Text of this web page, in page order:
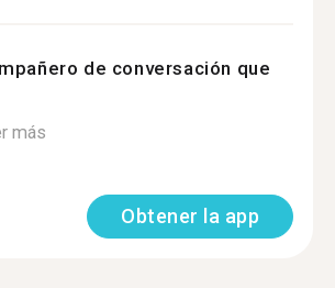
de conversación que
más
Obtener la app